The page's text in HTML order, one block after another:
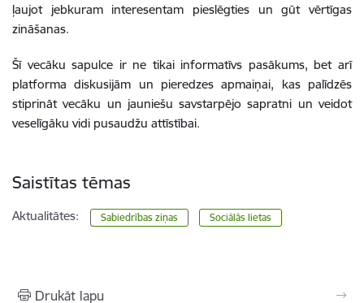
ļaujot jebkuram interesentam pieslēgties un gūt vērtīgas
zināšanas.
Šī vecāku sapulce ir ne tikai informatīvs pasākums, bet arī
platforma diskusijām un pieredzes apmaiņai, kas palīdzēs
stiprināt vecāku un jauniešu savstarpējo sapratni un veidot
veselīgāku vidi pusaudžu attīstībai.
Saistītas tēmas
Aktualitātes: Sabiedrības ziņas Sociālās lietas
Drukāt lapu